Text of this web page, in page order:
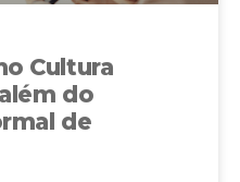
Cultura
do
de